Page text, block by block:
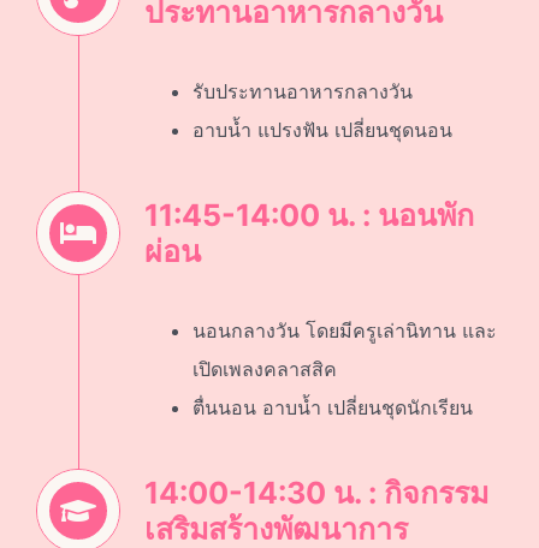
ประทานอาหารกลางวัน
รับประทานอาหารกลางวัน
อาบนํ้า แปรงฟัน เปลี่ยนชุดนอน
11:45-14:00 น. : นอนพัก
ผ่อน
นอนกลางวัน โดยมีครูเล่านิทาน และ
เปิดเพลงคลาสสิค
ตื่นนอน อาบนํ้า เปลี่ยนชุดนักเรียน
14:00-14:30 น. : กิจกรรม
เสริมสร้างพัฒนาการ